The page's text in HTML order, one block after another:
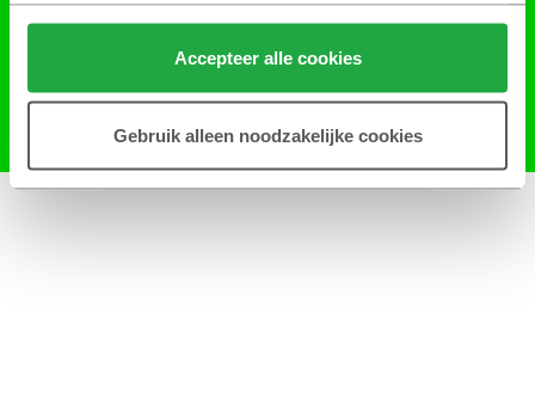
Klik hier voor meer informatie over ons cookiebeleid.
Accepteer alle cookies
Gebruik alleen noodzakelijke cookies
Privacy , Cookies enDisclaimer